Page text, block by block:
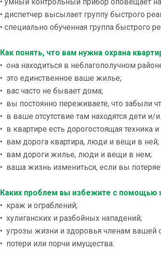
• диспетчер высылает группу быстрого
• специально обученная группа быстрого
Как понять, что вам нужна охрана
• она находиться в неблагополучном
• это единственное ваше жилье;
• вас часто не бывает дома;
• вы постоянно переживаете, что забыли
• в ваше отсутствие там находятся дети
• в квартире есть дорогостоящая техника
• вам дорога квартира, люди и вещи в ней;
• вам дороги жилье, люди и вещи в нем;
• ваша жизнь измениться, если вы
Каких проблем вы избежите с помощью
• краж и ограблений;
• хулиганских и разбойных нападений;
• угрозы жизни и здоровья членам вашей
• потери или порчи имущества.